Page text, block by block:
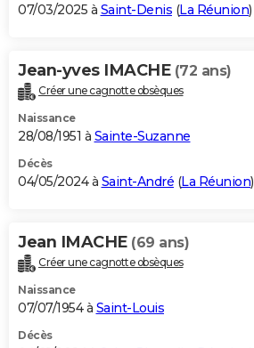
07/03/2025 à Saint-Denis (La Réunion)
Jean-yves IMACHE (72 ans)
Créer une cagnotte obsèques
Naissance
28/08/1951 à Sainte-Suzanne
Décès
04/05/2024 à Saint-André (La Réunion)
Jean IMACHE (69 ans)
Créer une cagnotte obsèques
Naissance
07/07/1954 à Saint-Louis
Décès